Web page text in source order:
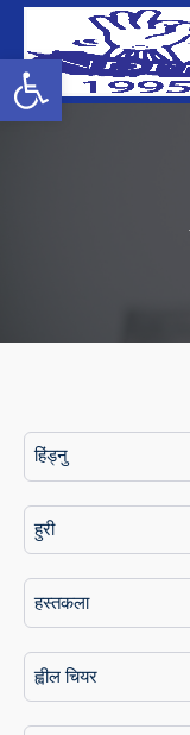
हिंड्नु
हुरी
हस्तकला
ह्वील चियर
Open toolbar